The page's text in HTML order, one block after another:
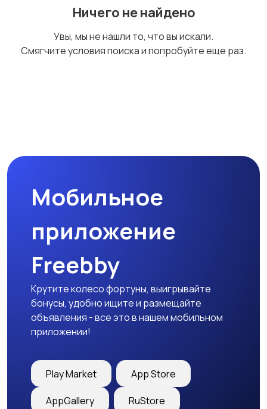
сигнализации
Столы и стулья Текстиль и ковры
Шкафы и комоды
Ничего не найдено
Увы, мы не нашли то, что вы искали.
Смягчите условия поиска и попробуйте еще раз.
Мобильное
приложение
Freebby
Крутите колесо фортуны, выигрывайте
бонусы, удобно ищите и размещайте
объявления - все это в нашем мобильном
приложении!
Play Market App Store
AppGallery RuStore